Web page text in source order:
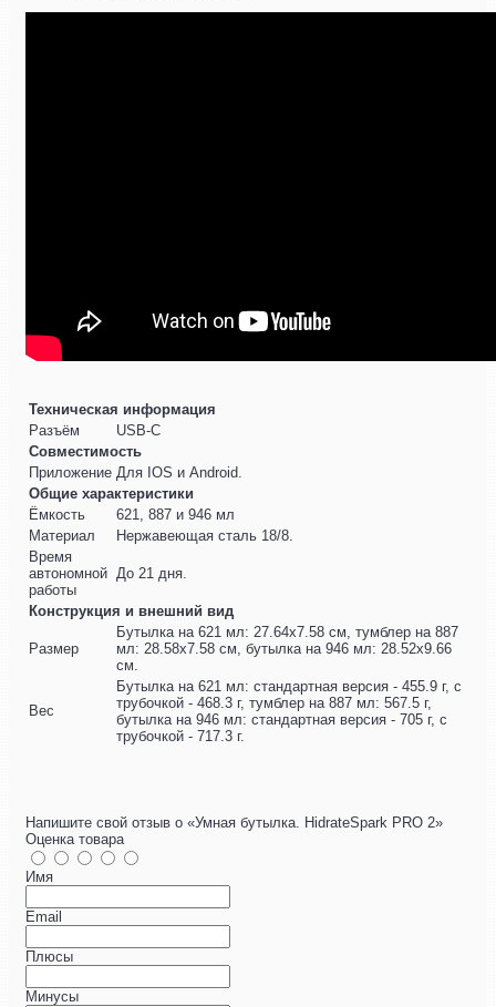
Техническая информация
Разъём
USB-C
Совместимость
Приложение Для IOS и Android.
Общие характеристики
Ёмкость
621, 887 и 946 мл
Материал
Нержавеющая сталь 18/8.
Время
автономной
работы
До 21 дня.
Конструкция и внешний вид
Размер
Бутылка на 621 мл: 27.64х7.58 см, тумблер на 887
мл: 28.58х7.58 см, бутылка на 946 мл: 28.52х9.66
см.
Вес
Бутылка на 621 мл: стандартная версия - 455.9 г, с
трубочкой - 468.3 г, тумблер на 887 мл: 567.5 г,
бутылка на 946 мл: стандартная версия - 705 г, с
трубочкой - 717.3 г.
Напишите свой отзыв о «Умная бутылка. HidrateSpark PRO 2»
Оценка товара
Имя
Email
Плюсы
Минусы